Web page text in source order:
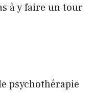
à y faire un tour
psychothérapie